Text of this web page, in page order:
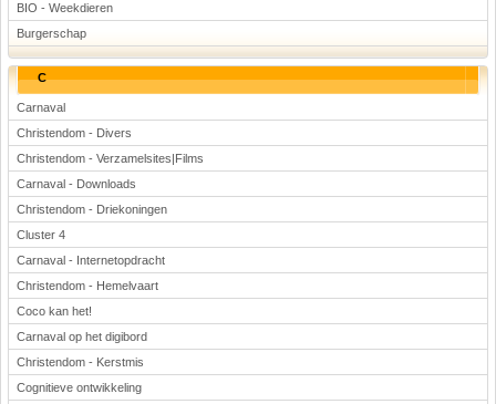
BIO - Weekdieren
Burgerschap
C
Carnaval
Christendom - Divers
Christendom - Verzamelsites|Films
Carnaval - Downloads
Christendom - Driekoningen
Cluster 4
Carnaval - Internetopdracht
Christendom - Hemelvaart
Coco kan het!
Carnaval op het digibord
Christendom - Kerstmis
Cognitieve ontwikkeling